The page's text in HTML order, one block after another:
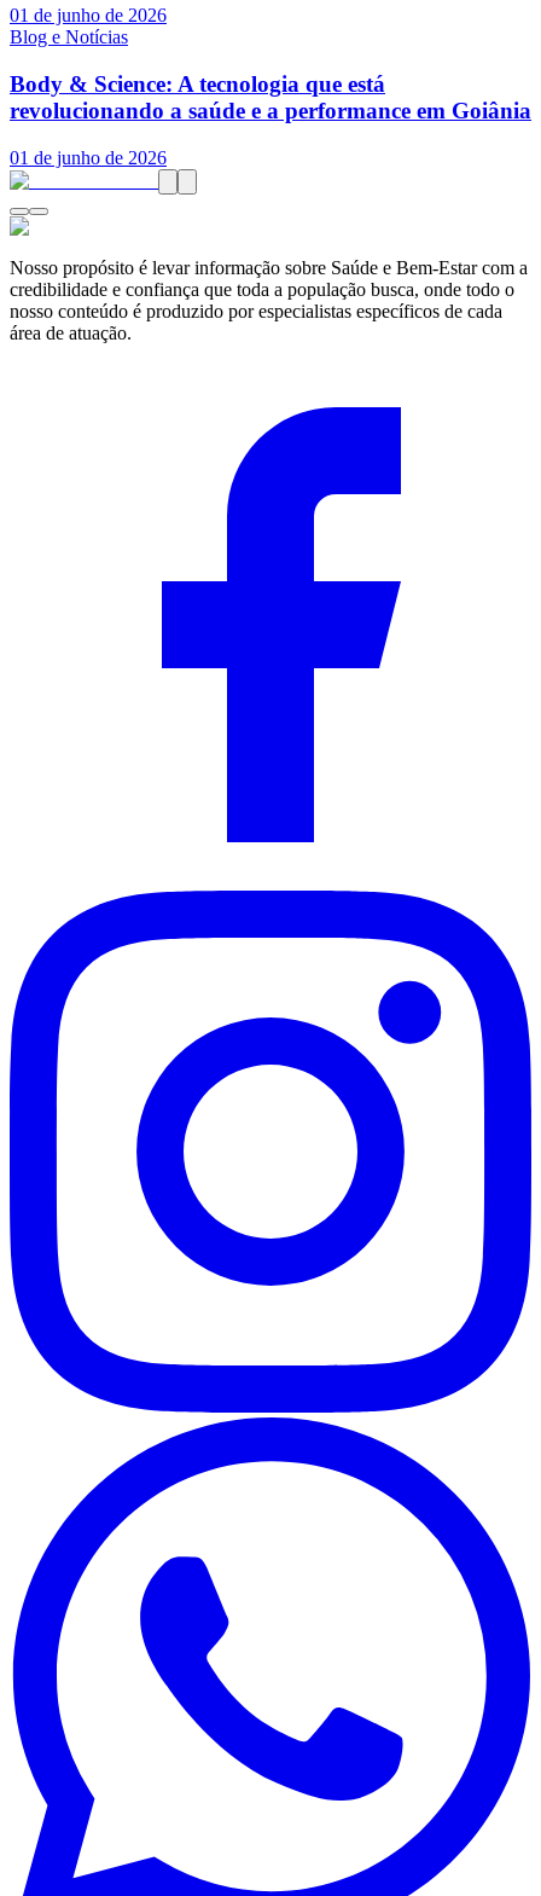
01 de junho de 2026
Blog e Notícias
Body & Science: A tecnologia que está
revolucionando a saúde e a performance em Goiânia
01 de junho de 2026
Nosso propósito é levar informação sobre Saúde e Bem-Estar com a
credibilidade e confiança que toda a população busca, onde todo o
nosso conteúdo é produzido por especialistas específicos de cada
área de atuação.